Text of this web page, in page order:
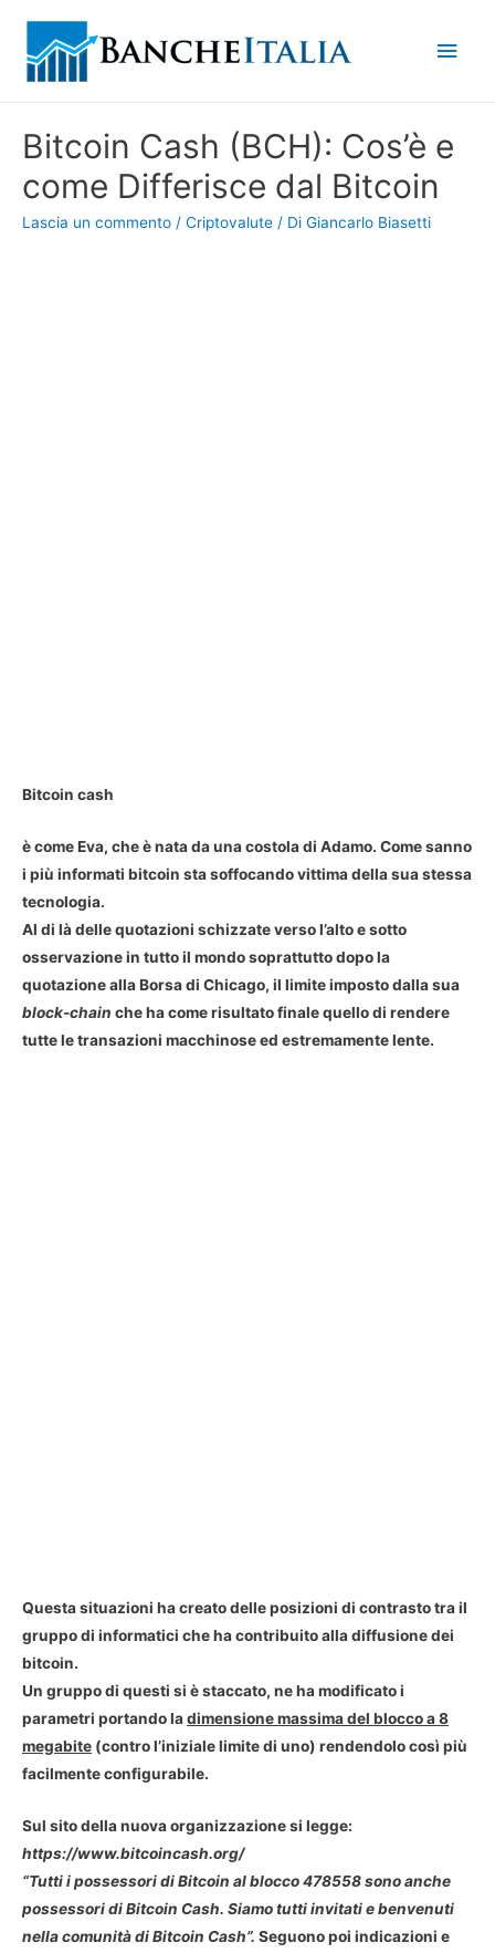
Bitcoin Cash (BCH): Cos’è e
come Differisce dal Bitcoin
Lascia un commento / Criptovalute / Di Giancarlo Biasetti
Bitcoin cash
è come Eva, che è nata da una costola di Adamo. Come sanno
i più informati bitcoin sta soffocando vittima della sua stessa
tecnologia.
Al di là delle quotazioni schizzate verso l’alto e sotto
osservazione in tutto il mondo soprattutto dopo la
quotazione alla Borsa di Chicago, il limite imposto dalla sua
block-chain che ha come risultato finale quello di rendere
tutte le transazioni macchinose ed estremamente lente.
Questa situazioni ha creato delle posizioni di contrasto tra il
gruppo di informatici che ha contribuito alla diffusione dei
bitcoin.
Un gruppo di questi si è staccato, ne ha modificato i
parametri portando ladimensione massima del blocco a 8
megabite (contro l’iniziale limite di uno) rendendolo così più
facilmente configurabile.
Sul sito della nuova organizzazione si legge:
https://www.bitcoincash.org/
“Tutti i possessori di Bitcoin al blocco 478558 sonoanche
possessori di Bitcoin Cash. Siamo tutti invitati e benvenuti
nella comunità di Bitcoin Cash”. Seguono poi indicazioni e